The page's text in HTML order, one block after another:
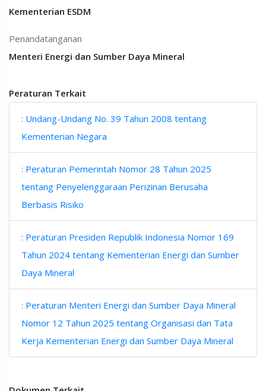
Kementerian ESDM
Penandatanganan
Menteri Energi dan Sumber Daya Mineral
Peraturan Terkait
: Undang-Undang No. 39 Tahun 2008 tentang
Kementerian Negara
: Peraturan Pemerintah Nomor 28 Tahun 2025
tentang Penyelenggaraan Perizinan Berusaha
Berbasis Risiko
: Peraturan Presiden Republik Indonesia Nomor 169
Tahun 2024 tentang Kementerian Energi dan Sumber
Daya Mineral
: Peraturan Menteri Energi dan Sumber Daya Mineral
Nomor 12 Tahun 2025 tentang Organisasi dan Tata
Kerja Kementerian Energi dan Sumber Daya Mineral